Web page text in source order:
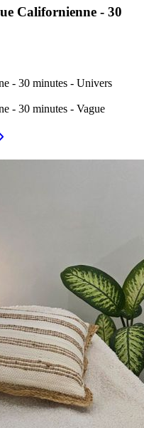
Californienne - 30
- 30 minutes - Univers
- 30 minutes - Vague